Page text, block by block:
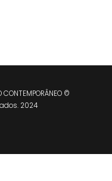
CONTEMPORÂNEO ©
2024